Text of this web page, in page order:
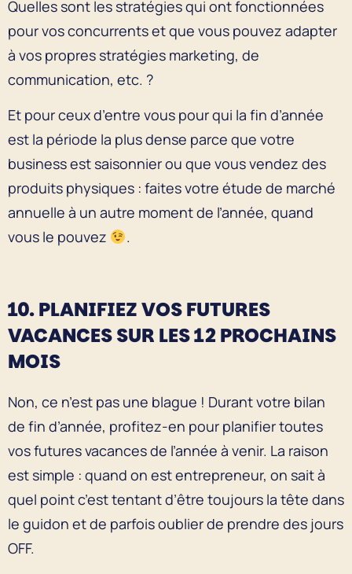
Quelles sont les stratégies qui ont fonctionnées
pour vos concurrents et que vous pouvez adapter
à vos propres stratégies marketing, de
communication, etc. ?
Et pour ceux d’entre vous pour qui la fin d’année
est la période la plus dense parce que votre
business est saisonnier ou que vous vendez des
produits physiques : faites votre étude de marché
annuelle à un autre moment de l’année, quand
vous le pouvez
.
10. PLANIFIEZ VOS FUTURES
VACANCES SUR LES 12 PROCHAINS
MOIS
Non, ce n’est pas une blague ! Durant votre bilan
de fin d’année, profitez-en pour planifier toutes
vos futures vacances de l’année à venir. La raison
est simple : quand on est entrepreneur, on sait à
quel point c’est tentant d’être toujours la tête dans
le guidon et de parfois oublier de prendre des jours
OFF.